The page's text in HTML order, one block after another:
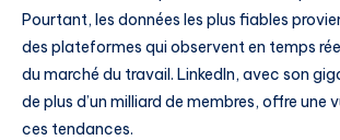
Pourtant, les données les plus fiables
des plateformes qui observent en temps
du marché du travail. LinkedIn, avec son
de plus d’un milliard de membres, offre une
ces tendances.